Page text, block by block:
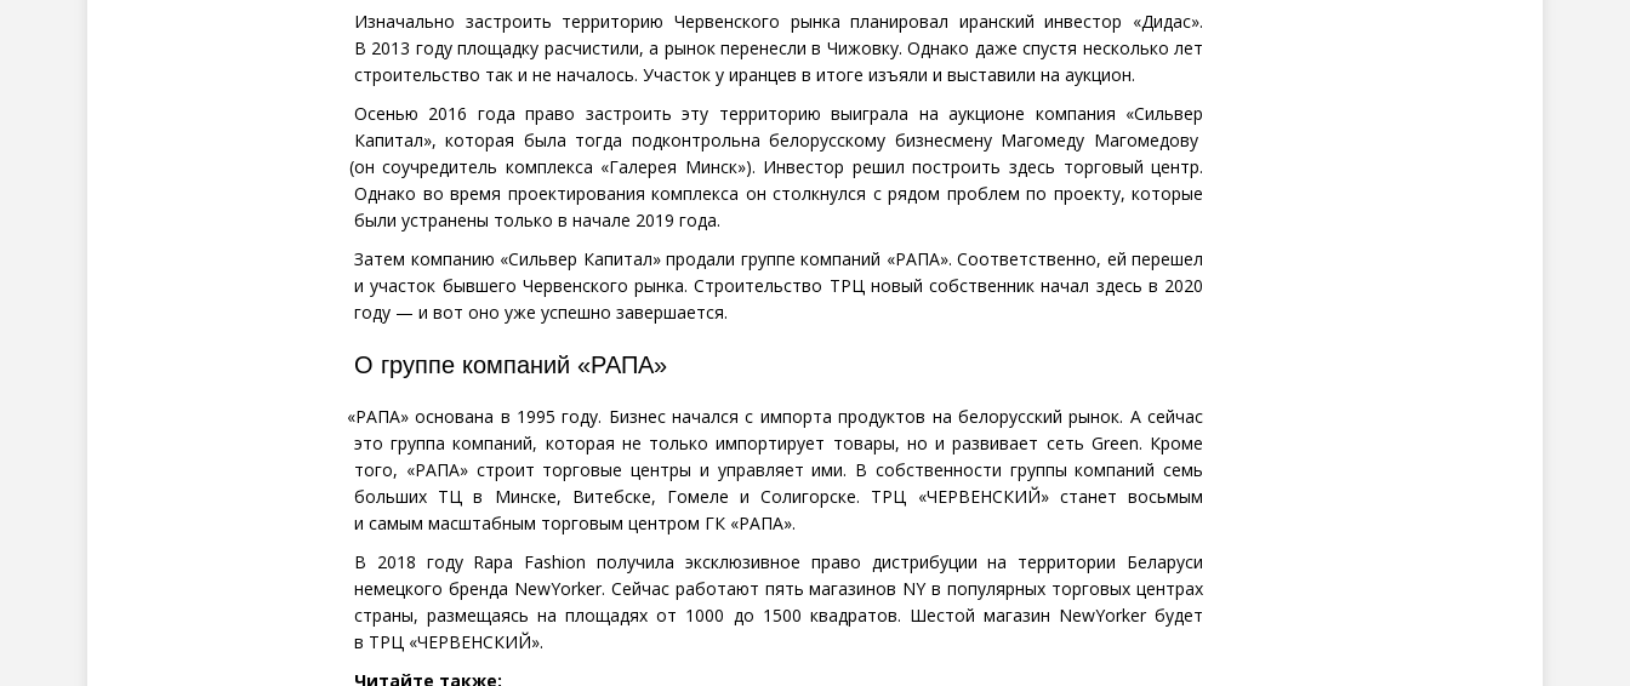
Изначально застроить территорию Червенского рынка планировал иранский инвестор «Дидас».
В 2013 году площадку расчистили, а рынок перенесли в Чижовку. Однако даже спустя несколько лет
строительство так и не началось. Участок у иранцев в итоге изъяли и выставили на аукцион.
Осенью 2016 года право застроить эту территорию выиграла на аукционе компания «Сильвер
Капитал», которая была тогда подконтрольна белорусскому бизнесмену Магомеду Магомедову
(он соучредитель комплекса «Галерея Минск»). Инвестор решил построить здесь торговый центр.
Однако во время проектирования комплекса он столкнулся с рядом проблем по проекту, которые
были устранены только в начале 2019 года.
Затем компанию «Сильвер Капитал» продали группе компаний «РАПА». Соответственно, ей перешел
и участок бывшего Червенского рынка. Строительство ТРЦ новый собственник начал здесь в 2020
году — и вот оно уже успешно завершается.
О группе компаний «РАПА»
«РАПА» основана в 1995 году. Бизнес начался с импорта продуктов на белорусский рынок. А сейчас
это группа компаний, которая не только импортирует товары, но и развивает сеть Green. Кроме
того, «РАПА» строит торговые центры и управляет ими. В собственности группы компаний семь
больших ТЦ в Минске, Витебске, Гомеле и Солигорске. ТРЦ «ЧЕРВЕНСКИЙ» станет восьмым
и самым масштабным торговым центром ГК «РАПА».
В 2018 году Rapa Fashion получила эксклюзивное право дистрибуции на территории Беларуси
немецкого бренда NewYorker. Сейчас работают пять магазинов NY в популярных торговых центрах
страны, размещаясь на площадях от 1000 до 1500 квадратов. Шестой магазин NewYorker будет
в ТРЦ «ЧЕРВЕНСКИЙ».
Читайте также: